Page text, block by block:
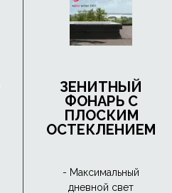
ЗЕНИТНЫЙ
ФОНАРЬ С
ПЛОСКИМ
ОСТЕКЛЕНИЕМ
- Максимальный
дневной свет